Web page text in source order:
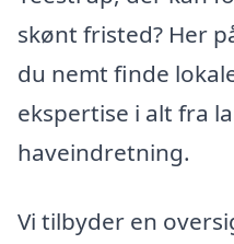
skønt fristed? Her
du nemt finde
ekspertise i alt fra
haveindretning.
Vi tilbyder en